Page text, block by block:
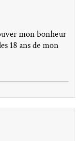
mon bonheur
18 ans de mon